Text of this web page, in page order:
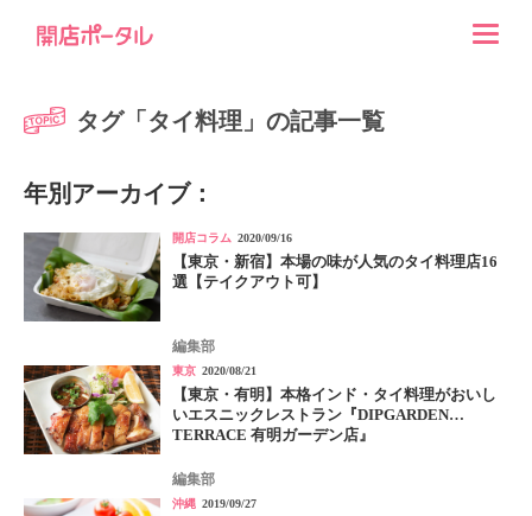
タグ「タイ料理」の記事一覧
年別アーカイブ：
開店コラム 2020/09/16
【東京・新宿】本場の味が人気のタイ料理店16
選【テイクアウト可】
編集部
東京 2020/08/21
【東京・有明】本格インド・タイ料理がおいし
いエスニックレストラン『DIPGARDEN
TERRACE 有明ガーデン店』
編集部
沖縄 2019/09/27